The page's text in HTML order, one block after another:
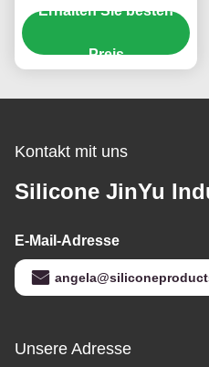
Odorless Practical
Erhalten Sie besten
Preis
Kontakt mit uns
Silicone JinYu
E-Mail-Adresse
Unsere Adresse